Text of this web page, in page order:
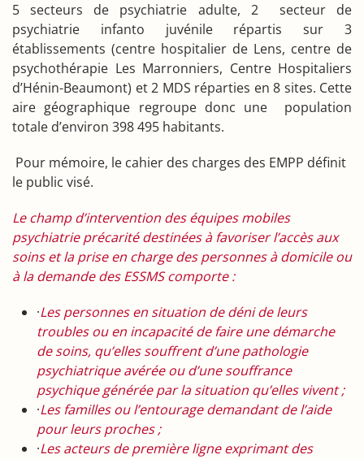
5 secteurs de psychiatrie adulte, 2 secteur de
psychiatrie infanto juvénile répartis sur 3
établissements (centre hospitalier de Lens, centre de
psychothérapie Les Marronniers, Centre Hospitaliers
d’Hénin-Beaumont) et 2 MDS réparties en 8 sites. Cette
aire géographique regroupe donc une population
totale d’environ 398 495 habitants.
Pour mémoire, le cahier des charges des EMPP définit
le public visé.
Le champ d’intervention des équipes mobiles
psychiatrie précarité destinées à favoriser l’accès aux
soins et la prise en charge des personnes à domicile ou
à la demande des ESSMS comporte :
·Les personnes en situation de déni de leurs
troubles ou en incapacité de faire une démarche
de soins, qu’elles souffrent d’une pathologie
psychiatrique avérée ou d’une souffrance
psychique générée par la situation qu’elles vivent ;
·Les familles ou l’entourage demandant de l’aide
pour leurs proches ;
·Les acteurs de première ligne exprimant des